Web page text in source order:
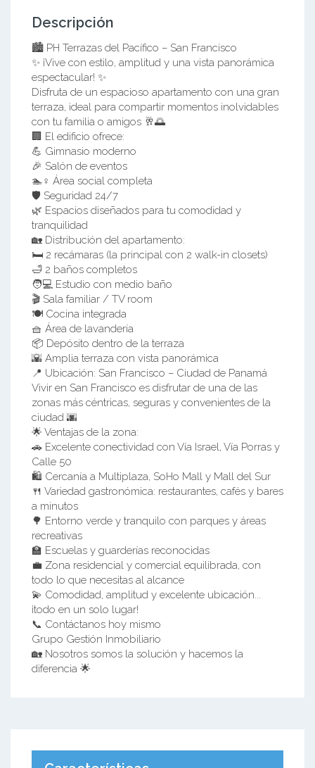
Descripción
🏙️ PH Terrazas del Pacífico – San Francisco
✨ ¡Vive con estilo, amplitud y una vista panorámica
espectacular! ✨
Disfruta de un espacioso apartamento con una gran
terraza, ideal para compartir momentos inolvidables
con tu familia o amigos 🥂🌅
🏢 El edificio ofrece:
💪 Gimnasio moderno
🎉 Salón de eventos
🏊♀️ Área social completa
🛡️ Seguridad 24/7
🌿 Espacios diseñados para tu comodidad y
tranquilidad
🏡 Distribución del apartamento:
🛏️ 2 recámaras (la principal con 2 walk-in closets)
🛁 2 baños completos
🧑💻 Estudio con medio baño
🎬 Sala familiar / TV room
🍽️ Cocina integrada
🧺 Área de lavandería
📦 Depósito dentro de la terraza
🌇 Amplia terraza con vista panorámica
📍 Ubicación: San Francisco – Ciudad de Panamá
Vivir en San Francisco es disfrutar de una de las
zonas más céntricas, seguras y convenientes de la
ciudad 🌆
🌟 Ventajas de la zona:
🚗 Excelente conectividad con Vía Israel, Vía Porras y
Calle 50
🛍️ Cercanía a Multiplaza, SoHo Mall y Mall del Sur
🍴 Variedad gastronómica: restaurantes, cafés y bares
a minutos
🌳 Entorno verde y tranquilo con parques y áreas
recreativas
🏫 Escuelas y guarderías reconocidas
💼 Zona residencial y comercial equilibrada, con
todo lo que necesitas al alcance
💫 Comodidad, amplitud y excelente ubicación...
¡todo en un solo lugar!
📞 Contáctanos hoy mismo
Grupo Gestión Inmobiliario
🏡 Nosotros somos la solución y hacemos la
diferencia 🌟